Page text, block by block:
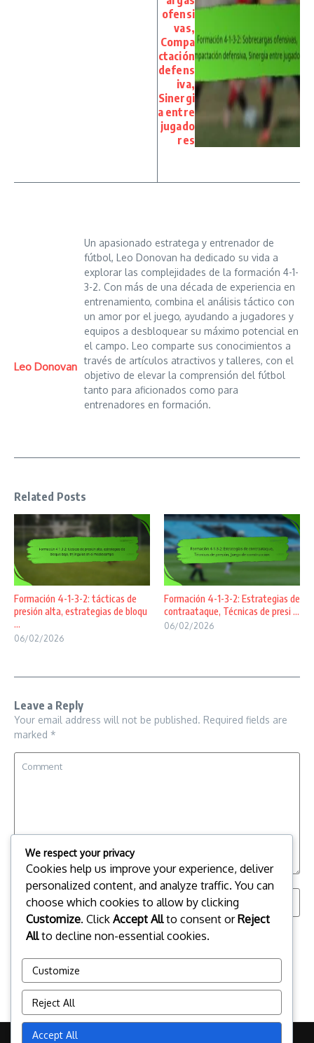
ofensi
vas,
Compa
ctación
defens
iva,
Sinergi
a entre
jugado
res
Leo Donovan
Un apasionado estratega y entrenador de
fútbol, Leo Donovan ha dedicado su vida a
explorar las complejidades de la formación 4-1-
3-2. Con más de una década de experiencia en
entrenamiento, combina el análisis táctico con
un amor por el juego, ayudando a jugadores y
equipos a desbloquear su máximo potencial en
el campo. Leo comparte sus conocimientos a
través de artículos atractivos y talleres, con el
objetivo de elevar la comprensión del fútbol
tanto para aficionados como para
entrenadores en formación.
Related Posts
Formación 4-1-3-2: tácticas de
presión alta, estrategias de bloqu
...
06/02/2026
Formación 4-1-3-2: Estrategias de
contraataque, Técnicas de presi ...
06/02/2026
Leave a Reply
Your email address will not be published. Required fields are
marked *
Save my name, email, and website in this browser for the
We respect your privacy
Cookies help us improve your experience, deliver
personalized content, and analyze traffic. You can
choose which cookies to allow by clicking
Customize. Click Accept Allto consent orReject
Allto decline non-essential cookies.
Customize
Reject All
Accept All